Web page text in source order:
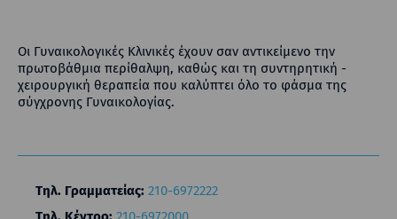
Οι Γυναικολογικές Κλινικές έχουν σαν αντικείμενο την
πρωτοβάθμια περίθαλψη, καθώς και τη συντηρητική -
χειρουργική θεραπεία που καλύπτει όλο το φάσμα της
σύγχρονης Γυναικολογίας.
Τηλ. Γραμματείας: 210-6972222